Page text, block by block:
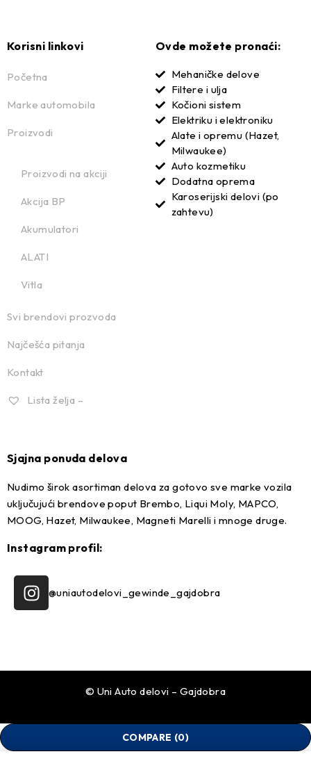
Korisni linkovi
Početna
Marke automobila
Proizvodi
Proizvodi na akciji
Akcija BP
Akumulatori
ALATI
Vitla
Svi brendovi prozvoda
Najčešća pitanja
Kontakt
Lista želja –
Ovde možete pronaći:
Mehaničke delove
Filtere i ulja
Kočioni sistem
Elektriku i elektroniku
Alate i opremu (Hazet,
Milwaukee)
Auto kozmetiku
Dodatna oprema
Karoserijski delovi (po
zahtevu)
Sjajna ponuda delova
Nudimo širok asortiman delova za gotovo sve marke vozila
uključujući brendove poput Brembo, Liqui Moly, MAPCO,
MOOG, Hazet, Milwaukee, Magneti Marelli i mnoge druge.
Instagram profil:
@uniautodelovi_gewinde_gajdobra
© Uni Auto delovi – Gajdobra
COMPARE (0)